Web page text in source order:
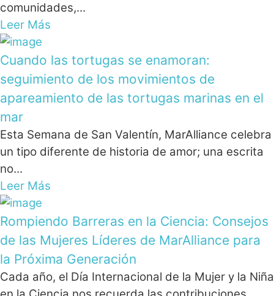
comunidades,...
Leer Más
Cuando las tortugas se enamoran:
seguimiento de los movimientos de
apareamiento de las tortugas marinas en el
mar
Esta Semana de San Valentín, MarAlliance celebra
un tipo diferente de historia de amor; una escrita
no...
Leer Más
Rompiendo Barreras en la Ciencia: Consejos
de las Mujeres Líderes de MarAlliance para
la Próxima Generación
Cada año, el Día Internacional de la Mujer y la Niña